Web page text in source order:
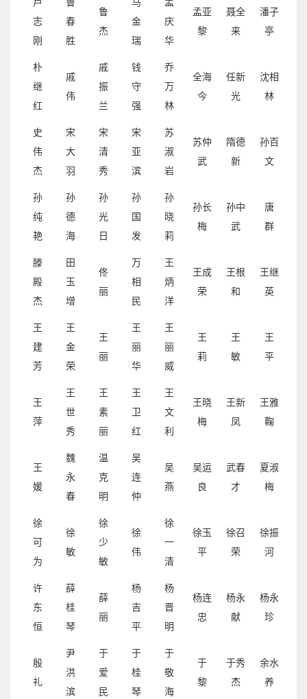
卢
志
刚
鲁
春
胜
鲁
杰
马
金
瑞
孟
庆
华
孟亚
黎
聂全
来
潘子
亭
朴
继
红
戚
伟
戚
振
兰
钱
守
强
乔
万
林
全海
今
任新
光
沈相
林
史
伟
杰
宋
大
羽
宋
清
秀
宋
亚
滨
苏
淑
岩
苏仲
武
隋德
新
孙百
文
孙
纯
艳
孙
德
海
孙
光
日
孙
国
发
孙
晓
莉
孙长
梅
孙中
武
唐
群
滕
殿
杰
田
玉
增
佟
丽
万
相
民
王
炳
洋
王成
荣
王根
和
王继
英
王
建
芳
王
金
荣
王
丽
王
丽
华
王
丽
威
王
莉
王
敏
王
平
王
萍
王
世
秀
王
素
丽
王
卫
红
王
文
利
王晓
梅
王新
凤
王雅
鞠
王
媛
魏
永
春
温
克
明
吴
连
仲
吴
燕
吴运
良
武春
才
夏淑
梅
徐
可
为
徐
敏
徐
少
敏
徐
伟
徐
一
清
徐玉
平
徐召
荣
徐振
河
许
东
恒
薛
桂
琴
薛
丽
杨
吉
平
杨
晋
明
杨连
忠
杨永
献
杨永
珍
殷
礼
尹
洪
滨
于
爱
民
于
桂
琴
于
敬
海
于
黎
于秀
杰
余水
养